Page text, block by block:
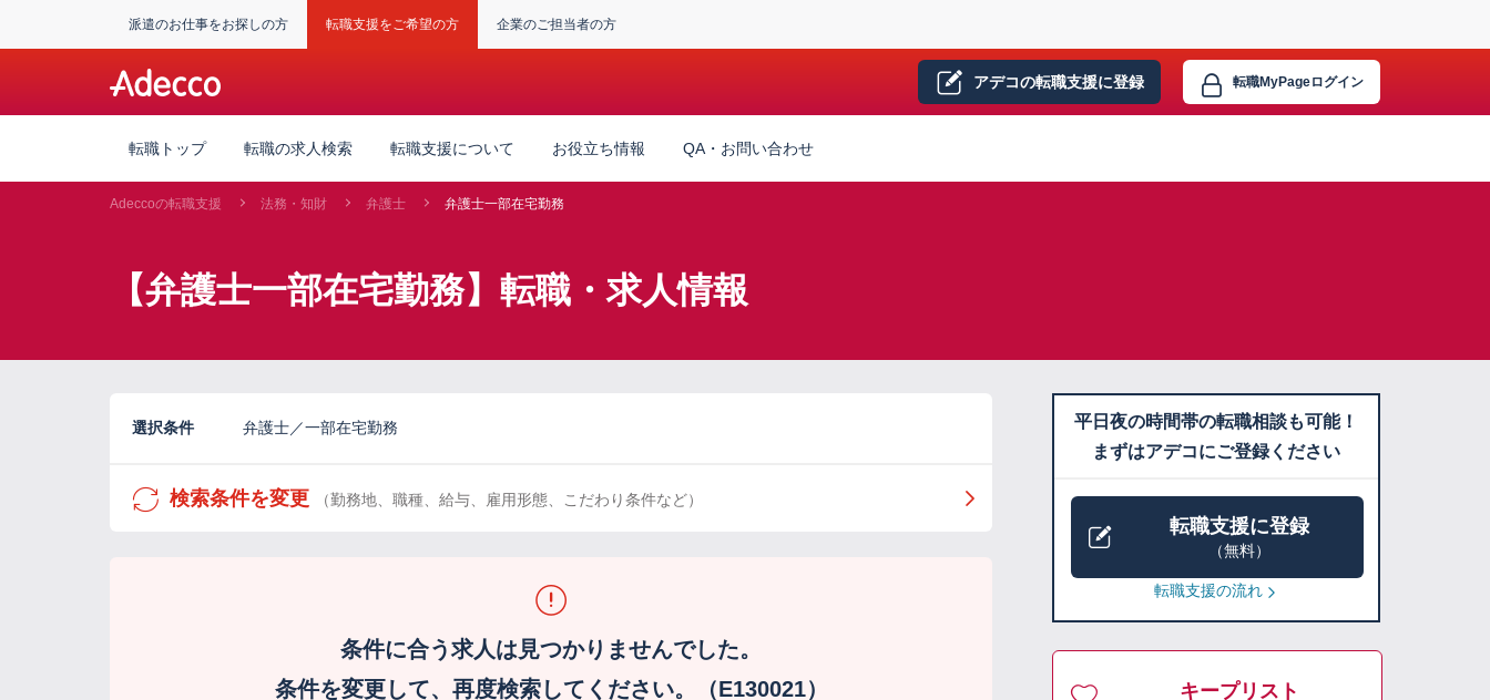
派遣のお仕事をお探しの方 転職支援をご希望の方 企業のご担当者の方
アデコの転職支援に登録 転職MyPageログイン
転職トップ 転職の求人検索 転職支援について お役立ち情報 QA・お問い合わせ
Adeccoの転職支援 法務・知財 弁護士 弁護士一部在宅勤務
【弁護士一部在宅勤務】転職・求人情報
選択条件 弁護士／一部在宅勤務
検索条件を変更 （勤務地、職種、給与、雇用形態、こだわり条件など）
条件に合う求人は見つかりませんでした。
条件を変更して、再度検索してください。（E130021）
平日夜の時間帯の転職相談も可能！
まずはアデコにご登録ください
転職支援に登録
（無料）
転職支援の流れ
キープリスト